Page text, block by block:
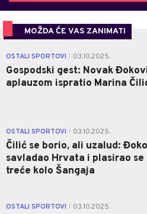
MOŽDA ĆE VAS ZANIMATI
OSTALI SPORTOVI 03.10.2025.
Gospodski gest: Novak
aplauzom ispratio Marina
OSTALI SPORTOVI 03.10.2025.
Čilić se borio, ali uzalud:
savladao Hrvata i plasirao se
treće kolo Šangaja
OSTALI SPORTOVI 03.10.2025.